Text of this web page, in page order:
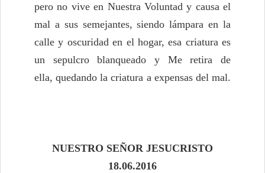
pero no vive en Nuestra Voluntad y causa el
mal a sus semejantes, siendo lámpara en la
calle y oscuridad en el hogar, esa criatura es
un sepulcro blanqueado y Me retira de
ella, quedando la criatura a expensas del mal.
NUESTRO SEÑOR JESUCRISTO
18.06.2016